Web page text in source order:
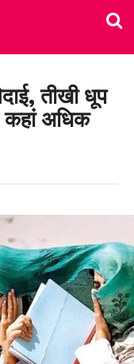
तीखी धूप
कहां अधिक